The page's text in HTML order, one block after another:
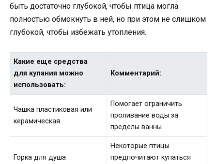
быть достаточно глубокой, чтобы птица могла
полностью обмокнуть в ней, но при этом не слишком
глубокой, чтобы избежать утопления.
Какие еще средства
для купания можно
использовать:
Комментарий:
Чашка пластиковая или
керамическая
Помогает ограничить
проливание воды за
пределы ванны
Горка для душа
Некоторые птицы
предпочитают купаться